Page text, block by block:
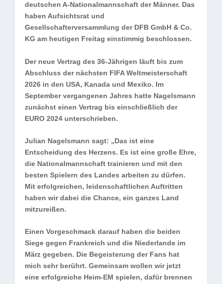
deutschen A-Nationalmannschaft der Männer. Das
haben Aufsichtsrat und
Gesellschafterversammlung der DFB GmbH & Co.
KG am heutigen Freitag einstimmig beschlossen.
Der neue Vertrag des 36-Jährigen läuft bis zum
Abschluss der nächsten FIFA Weltmeisterschaft
2026 in den USA, Kanada und Mexiko. Im
September vergangenen Jahres hatte Nagelsmann
zunächst einen Vertrag bis einschließlich der
EURO 2024 unterschrieben.
Julian Nagelsmann sagt: „Das ist eine
Entscheidung des Herzens. Es ist eine große Ehre,
die Nationalmannschaft trainieren und mit den
besten Spielern des Landes arbeiten zu dürfen.
Mit erfolgreichen, leidenschaftlichen Auftritten
haben wir dabei die Chance, ein ganzes Land
mitzureißen.
Einen Vorgeschmack darauf haben die beiden
Siege gegen Frankreich und die Niederlande im
März gegeben. Die Begeisterung der Fans hat
mich sehr berührt. Gemeinsam wollen wir jetzt
eine erfolgreiche Heim-EM spielen, dafür brennen